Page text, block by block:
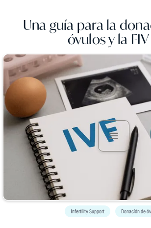
Una guía para la
óvulos y la FIV
Infertility Support Donación de